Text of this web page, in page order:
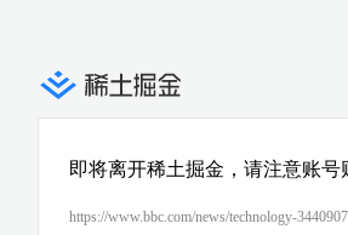
即将离开稀土掘金，请注意账号
https://www.bbc.com/news/technology-